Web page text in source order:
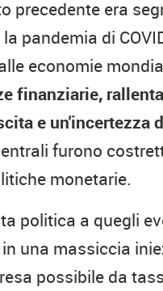
precedente era
pandemia di
economie
finanziarie,
e un'incertezza
furono
monetarie.
politica a quegli
una massiccia
possibile da